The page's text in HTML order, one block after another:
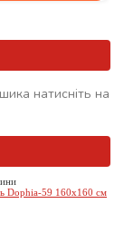
натисніть на
Dophia-59 160x160 см